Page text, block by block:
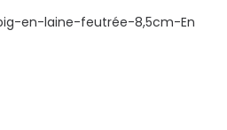
en-laine-feutrée-8,5cm-En